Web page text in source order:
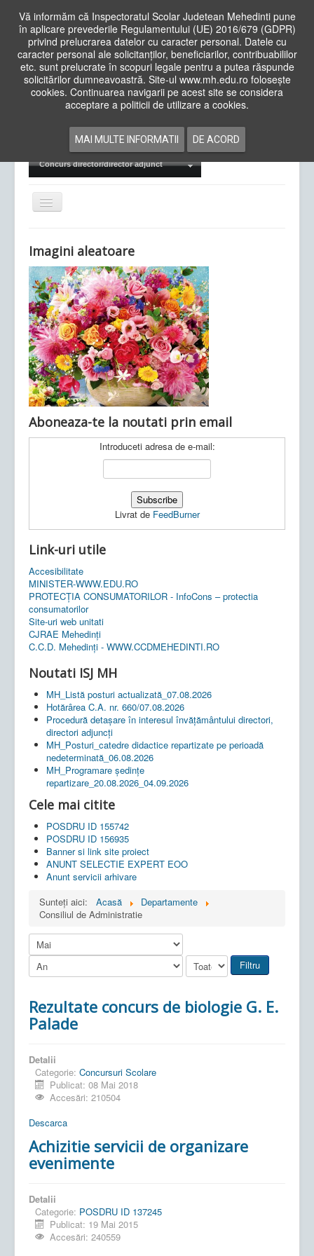
Vă informăm că Inspectoratul Scolar Judetean Mehedinti pune
în aplicare prevederile Regulamentului (UE) 2016/679 (GDPR)
privind prelucrarea datelor cu caracter personal. Datele cu
caracter personal ale solicitanților, beneficiarilor, contribuabililor
etc. sunt prelucrate în scopuri legale pentru a putea răspunde
solicitărilor dumneavoastră. Site-ul www.mh.edu.ro folosește
cookies. Continuarea navigarii pe acest site se considera
acceptare a politicii de utilizare a cookies.
MAI MULTE INFORMATII DE ACORD
Cauta
in
siteAcasa Cadre Didactice
Examene Naționale
Concurs director/director adjunct
Comută
navigarea
Ultimele articole: Vi, 04.11.2022 -Inspectoratul Școlar
Județean Mehedinți
Imagini aleatoare
Aboneaza-te la noutati prin email
Introduceti adresa de e-mail:
Livrat de FeedBurner
Link-uri utile
Accesibilitate
MINISTER-WWW.EDU.RO
PROTECȚIA CONSUMATORILOR - InfoCons – protectia
consumatorilor
Site-uri web unitati
CJRAE Mehedinți
C.C.D. Mehedinţi - WWW.CCDMEHEDINTI.RO
Noutati ISJ MH
MH_Listă posturi actualizată_07.08.2026
Hotărârea C.A. nr. 660/07.08.2026
Procedură detașare în interesul învățământului directori,
directori adjuncți
MH_Posturi_catedre didactice repartizate pe perioadă
nedeterminată_06.08.2026
MH_Programare ședințe
repartizare_20.08.2026_04.09.2026
Cele mai citite
POSDRU ID 155742
POSDRU ID 156935
Banner si link site proiect
ANUNT SELECTIE EXPERT EOO
Anunt servicii arhivare
Sunteți aici:
Acasă
Departamente
Consiliul de Administratie
Filtru
Rezultate concurs de biologie G. E.
Palade
Detalii
Categorie: Concursuri Scolare
Publicat: 08 Mai 2018
Accesări: 210504
Descarca
Achizitie servicii de organizare
evenimente
Detalii
Categorie: POSDRU ID 137245
Publicat: 19 Mai 2015
Accesări: 240559